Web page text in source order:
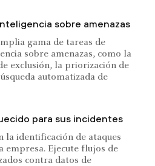
sobre amenazas
gama de tareas de
sobre amenazas, como la
exclusión, la priorización de
automatizada de
para sus incidentes
la identificación de ataques
empresa. Ejecute flujos de
contra datos de